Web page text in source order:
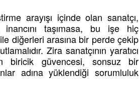
arayışı içinde olan sanatçı,
taşımasa, bu işe hiç
diğerleri arasına bir perde çekip
Zira sanatçının yaratıcı
biricik güvencesi, sonsuz bir
adına yüklendiği sorumluluk